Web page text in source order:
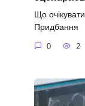
Що
Придбання
0 2